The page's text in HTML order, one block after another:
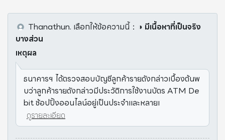
Thanathun. เลือกให้ข้อความนี้： ◑ มีเนื้อหาที่เป็นจริง
บางส่วน
เหตุผล
ธนาคารฯ ได้ตรวจสอบบัญชีลูกค้ารายดังกล่าวเบื้องต้นพ
บว่าลูกค้ารายดังกล่าวมีประวัติการใช้งานบัตร ATM De
bit ช้อปปิ้งออนไลน์อยู่เป็นประจำและหลายเ
ดูรายละเอียด